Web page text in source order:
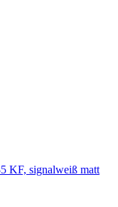
KF, signalweiß matt